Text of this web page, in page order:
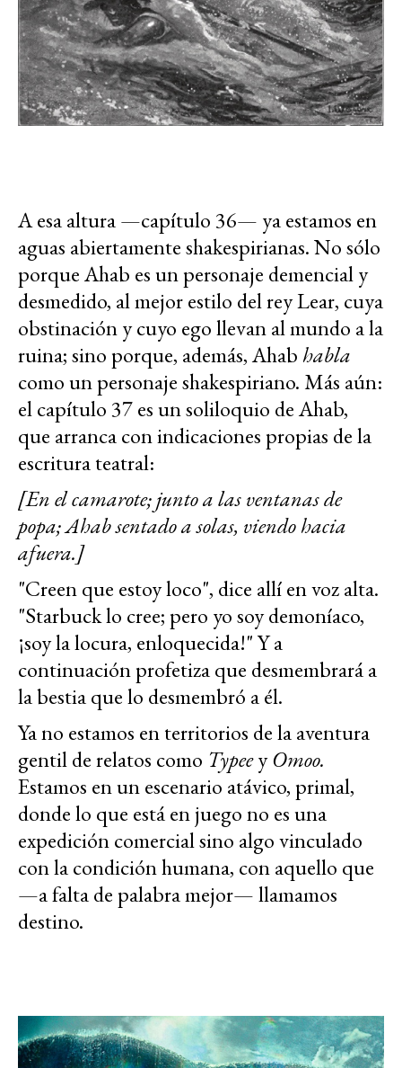
A esa altura —capítulo 36— ya estamos en
aguas abiertamente shakespirianas. No sólo
porque Ahab es un personaje demencial y
desmedido, al mejor estilo del rey Lear, cuya
obstinación y cuyo ego llevan al mundo a la
ruina; sino porque, además, Ahab habla
como un personaje shakespiriano. Más aún:
el capítulo 37 es un soliloquio de Ahab,
que arranca con indicaciones propias de la
escritura teatral:
[En el camarote; junto a las ventanas de
popa; Ahab sentado a solas, viendo hacia
afuera.]
"Creen que estoy loco", dice allí en voz alta.
"Starbuck lo cree; pero yo soy demoníaco,
¡soy la locura, enloquecida!" Y a
continuación profetiza que desmembrará a
la bestia que lo desmembró a él.
Ya no estamos en territorios de la aventura
gentil de relatos como TypeeyOmoo.
Estamos en un escenario atávico, primal,
donde lo que está en juego no es una
expedición comercial sino algo vinculado
con la condición humana, con aquello que
—a falta de palabra mejor— llamamos
destino.